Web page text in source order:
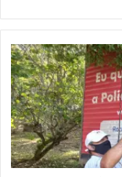
Foto: Gustavo